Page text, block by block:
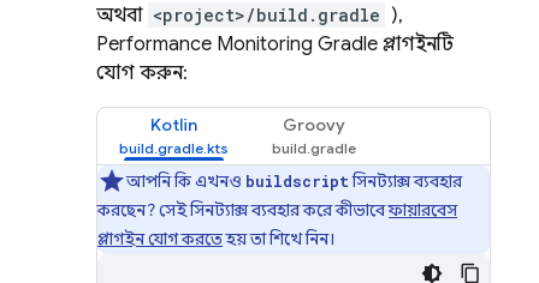
অথবা <project>/build.gradle ),
Performance Monitoring Gradle প্লাগইনটি
যোগ করুন:
Kotlin Groovy
আপনি কি এখনও buildscriptসিনট্যাক্স ব্যবহার
করছেন? সেই সিনট্যাক্স ব্যবহার করে কীভাবেফায়ারবেস
প্লাগইন যোগ করতেহয় তা শিখে নিন।